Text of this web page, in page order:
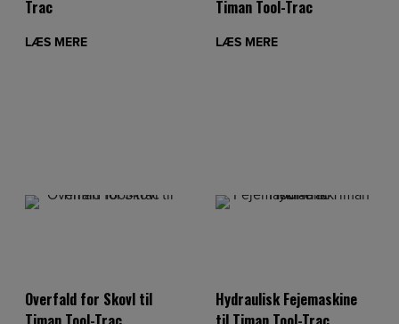
Trac
LÆS MERE
Timan Tool-Trac
LÆS MERE
Overfald for Skovl til
Hydraulisk Fejemaskine